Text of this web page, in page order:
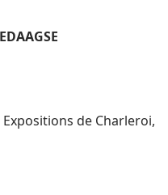
Expositions de Charleroi,